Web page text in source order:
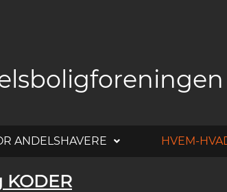
ANDELSHAVERE HVEM-
KODER